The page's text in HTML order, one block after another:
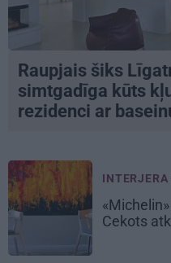
Raupjais šiks
simtgadīga kūts
rezidenci ar
Cekots